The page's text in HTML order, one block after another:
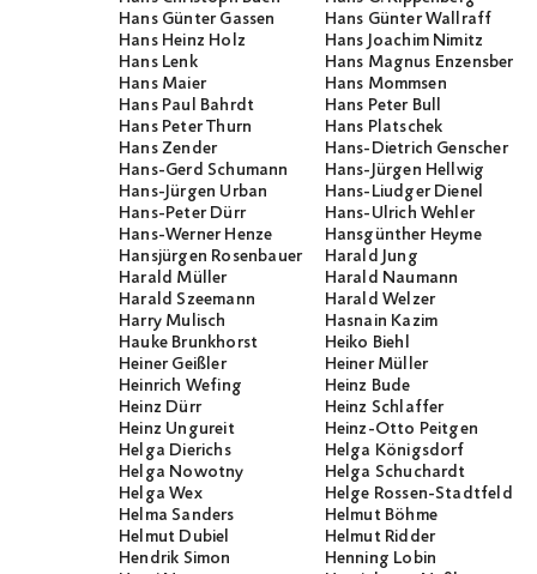
Hans Günter Gassen
Hans Günter Wallraff
Hans Heinz Holz
Hans Joachim Nimitz
Hans Lenk
Hans Magnus
Hans Maier
Hans Mommsen
Hans Paul Bahrdt
Hans Peter Bull
Hans Peter Thurn
Hans Platschek
Hans Zender
Hans-Dietrich Genscher
Hans-Gerd Schumann
Hans-Jürgen Hellwig
Hans-Jürgen Urban
Hans-Liudger Dienel
Hans-Peter Dürr
Hans-Ulrich Wehler
Hans-Werner Henze
Hansgünther Heyme
Hansjürgen Rosenbauer
Harald Jung
Harald Müller
Harald Naumann
Harald Szeemann
Harald Welzer
Harry Mulisch
Hasnain Kazim
Hauke Brunkhorst
Heiko Biehl
Heiner Geißler
Heiner Müller
Heinrich Wefing
Heinz Bude
Heinz Dürr
Heinz Schlaffer
Heinz Ungureit
Heinz-Otto Peitgen
Helga Dierichs
Helga Königsdorf
Helga Nowotny
Helga Schuchardt
Helga Wex
Helge Rossen-Stadtfeld
Helma Sanders
Helmut Böhme
Helmut Dubiel
Helmut Ridder
Hendrik Simon
Henning Lobin